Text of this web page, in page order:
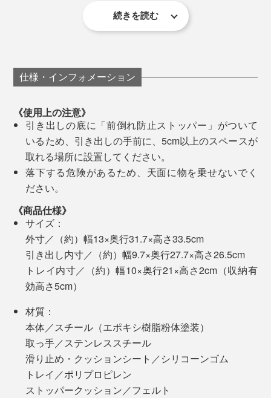
置いて、容量のある化粧水のボトルや、ヘアスプレー缶
の収納にもぴったり。
ど、底が深いせいで、ものを見失ったり、取り出しにく
い。
友達が来る時に、慌ててあちこちへつっ込む、のくり返
しでした。
そこに、『UtaU』はぴったり。私は「カウンタードロ
ワー」を愛用しています。
続きを読む
仕様・インフォメーション
《使用上の注意》
引き出しの底に「前倒れ防止ストッパー」がついて
いるため、引き出しの手前に、5cm以上のスペースが
取れる場所に設置してください。
落下する危険があるため、天面に物を乗せないでく
ださい。
《商品仕様》
サイズ：
外寸／（約）幅13×奥行31.7×高さ33.5cm
引き出し内寸／（約）幅9.7×奥行27.7×高さ26.5cm
トレイ内寸／（約）幅10×奥行21×高さ2cm（収納有
効高さ5cm）
材質：
本体／スチール（エポキシ樹脂粉体塗装）
取っ手／ステンレススチール
滑り止め・クッションシート／シリコーンゴム
トレイ／ポリプロピレン
ストッパークッション／フェルト